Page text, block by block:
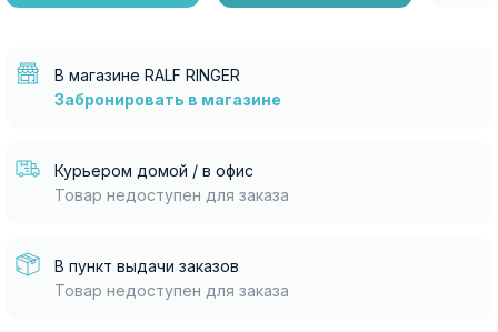
В магазине RALF RINGER
Забронировать в магазине
Курьером домой / в офис
Товар недоступен для заказа
В пункт выдачи заказов
Товар недоступен для заказа